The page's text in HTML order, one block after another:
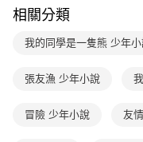
用戶於交易時，得透過本服
2.基於同意付款使用「大哥
由本公司與您本人進行分期
3.完整用戶服務條款，請詳閱
※ 請注意：結帳手續完成當
購買商品的店家。未經商家
後付繳納相關費用。
※ 交易是否成功請以「
客戶支援中心」 https://
【注意事項】
１．透過由恩沛科技股份有
每筆NT$70，滿NT$800(
離島宅配（澎湖、金門、
每筆NT$200
相關分類
我的同學是一隻熊 少年
張友漁 少年小說
冒險 少年小說 友